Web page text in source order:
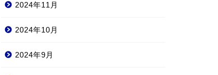
2024年11月
2024年10月
2024年9月